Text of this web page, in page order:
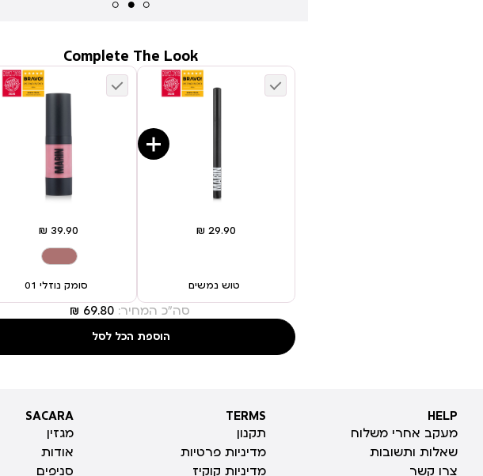
טוש נמשים סומק נוזלי 01
Complete The Look
סה"כ המחיר: ‏69.80 ₪
הוספת הכל לסל
HELP
HELP
מעקב אחרי משלוח
שאלות ותשובות
צרו קשר
TERMS
TERMS
תקנון
מדיניות פרטיות
מדיניות קוקיז
SACARA
SACARA
מגזין
אודות
סניפים